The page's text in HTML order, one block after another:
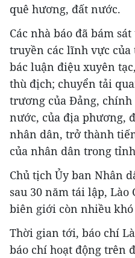
quê hương, đất nước.
Các nhà báo đã bám
truyền các lĩnh vực
bác luận điệu xuyên
thù địch; chuyển tải
trương của Đảng, chính
nước, của địa phương,
nhân dân, trở thành
của nhân dân trong
Chủ tịch Ủy ban Nhân
sau 30 năm tái lập,
biên giới còn nhiều
Thời gian tới, báo chí
báo chí hoạt động trên